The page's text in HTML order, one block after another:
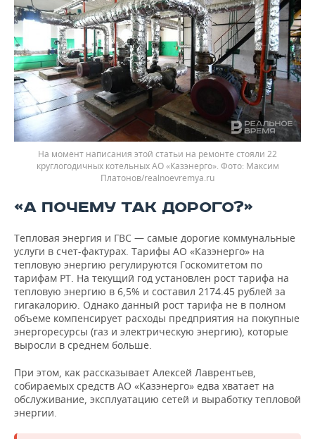
На момент написания этой статьи на ремонте стояли 22
круглогодичных котельных АО «Казэнерго». Фото: Максим
Платонов/realnoevremya.ru
«А ПОЧЕМУ ТАК ДОРОГО?»
Тепловая энергия и ГВС — самые дорогие коммунальные
услуги в счет-фактурах. Тарифы АО «Казэнерго» на
тепловую энергию регулируются Госкомитетом по
тарифам РТ. На текущий год установлен рост тарифа на
тепловую энергию в 6,5% и составил 2174.45 рублей за
гигакалорию. Однако данный рост тарифа не в полном
объеме компенсирует расходы предприятия на покупные
энергоресурсы (газ и электрическую энергию), которые
выросли в среднем больше.
При этом, как рассказывает Алексей Лаврентьев,
собираемых средств АО «Казэнерго» едва хватает на
обслуживание, эксплуатацию сетей и выработку тепловой
энергии.